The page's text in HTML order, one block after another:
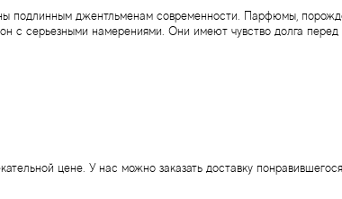
джентльменам современности. Парфюмы,
с серьезными намерениями. Они имеют чувство долга
цене. У нас можно заказать доставку